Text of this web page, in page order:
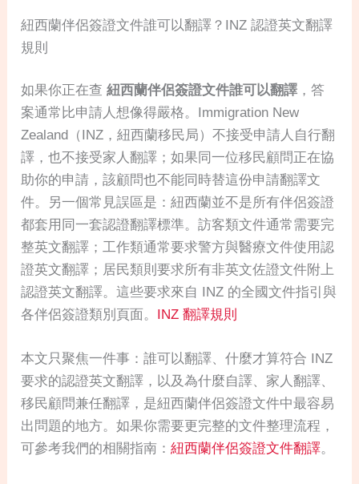
紐西蘭伴侶簽證文件誰可以翻譯？INZ 認證英文翻譯
規則
如果你正在查紐西蘭伴侶簽證文件誰可以翻譯 ，答
案通常比申請人想像得嚴格。Immigration New
Zealand（INZ，紐西蘭移民局）不接受申請人自行翻
譯，也不接受家人翻譯；如果同一位移民顧問正在協
助你的申請，該顧問也不能同時替這份申請翻譯文
件。另一個常見誤區是：紐西蘭並不是所有伴侶簽證
都套用同一套認證翻譯標準。訪客類文件通常需要完
整英文翻譯；工作類通常要求警方與醫療文件使用認
證英文翻譯；居民類則要求所有非英文佐證文件附上
認證英文翻譯。這些要求來自 INZ 的全國文件指引與
各伴侶簽證類別頁面。 INZ 翻譯規則
本文只聚焦一件事：誰可以翻譯、什麼才算符合 INZ
要求的認證英文翻譯，以及為什麼自譯、家人翻譯、
移民顧問兼任翻譯，是紐西蘭伴侶簽證文件中最容易
出問題的地方。如果你需要更完整的文件整理流程，
可參考我們的相關指南：紐西蘭伴侶簽證文件翻譯。